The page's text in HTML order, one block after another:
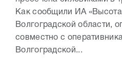
Как сообщили ИА
Волгоградской области,
совместно с
Волгоградской...